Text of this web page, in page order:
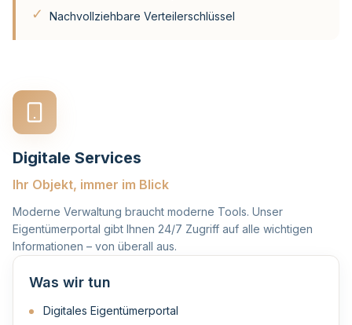
✓ Nachvollziehbare Verteilerschlüssel
Digitale Services
Ihr Objekt, immer im Blick
Moderne Verwaltung braucht moderne Tools. Unser
Eigentümerportal gibt Ihnen 24/7 Zugriff auf alle wichtigen
Informationen – von überall aus.
Was wir tun
Digitales Eigentümerportal